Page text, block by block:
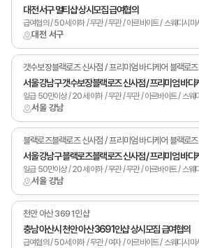
대전 서구
대전 서구 멀티샵 상시모집 급여협의
서울 강남
갯수보장블랙로즈 신사점 / 프리미엄 바디케어 블랙로즈
서울 강남
블랙로즈블랙로즈 신사점 / 프리미엄 바디케어 블랙로즈
천안 아산 369 1인샵
충남 아산시 천안 아산 369 1인샵 상시모집 급여협의